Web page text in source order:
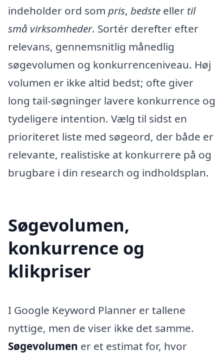
indeholder ord som pris, bedste eller til
små virksomheder. Sortér derefter efter
relevans, gennemsnitlig månedlig
søgevolumen og konkurrenceniveau. Høj
volumen er ikke altid bedst; ofte giver
long tail-søgninger lavere konkurrence og
tydeligere intention. Vælg til sidst en
prioriteret liste med søgeord, der både er
relevante, realistiske at konkurrere på og
brugbare i din research og indholdsplan.
Søgevolumen,
konkurrence og
klikpriser
I Google Keyword Planner er tallene
nyttige, men de viser ikke det samme.
Søgevolumen er et estimat for, hvor